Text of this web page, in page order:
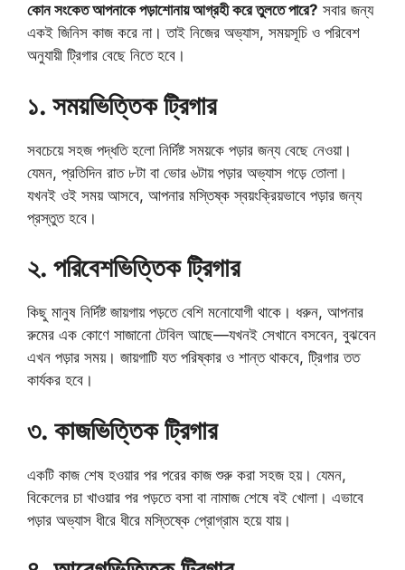
কোন সংকেত আপনাকে পড়াশোনায় আগ্রহী করে তুলতে পারে? সবার জন্য
একই জিনিস কাজ করে না। তাই নিজের অভ্যাস, সময়সূচি ও পরিবেশ
অনুযায়ী ট্রিগার বেছে নিতে হবে।
১. সময়ভিত্তিক ট্রিগার
সবচেয়ে সহজ পদ্ধতি হলো নির্দিষ্ট সময়কে পড়ার জন্য বেছে নেওয়া।
যেমন, প্রতিদিন রাত ৮টা বা ভোর ৬টায় পড়ার অভ্যাস গড়ে তোলা।
যখনই ওই সময় আসবে, আপনার মস্তিষ্ক স্বয়ংক্রিয়ভাবে পড়ার জন্য
প্রস্তুত হবে।
২. পরিবেশভিত্তিক ট্রিগার
কিছু মানুষ নির্দিষ্ট জায়গায় পড়তে বেশি মনোযোগী থাকে। ধরুন, আপনার
রুমের এক কোণে সাজানো টেবিল আছে—যখনই সেখানে বসবেন, বুঝবেন
এখন পড়ার সময়। জায়গাটি যত পরিষ্কার ও শান্ত থাকবে, ট্রিগার তত
কার্যকর হবে।
৩. কাজভিত্তিক ট্রিগার
একটি কাজ শেষ হওয়ার পর পরের কাজ শুরু করা সহজ হয়। যেমন,
বিকেলের চা খাওয়ার পর পড়তে বসা বা নামাজ শেষে বই খোলা। এভাবে
পড়ার অভ্যাস ধীরে ধীরে মস্তিষ্কে প্রোগ্রাম হয়ে যায়।